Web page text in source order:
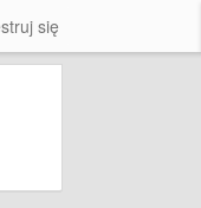
się